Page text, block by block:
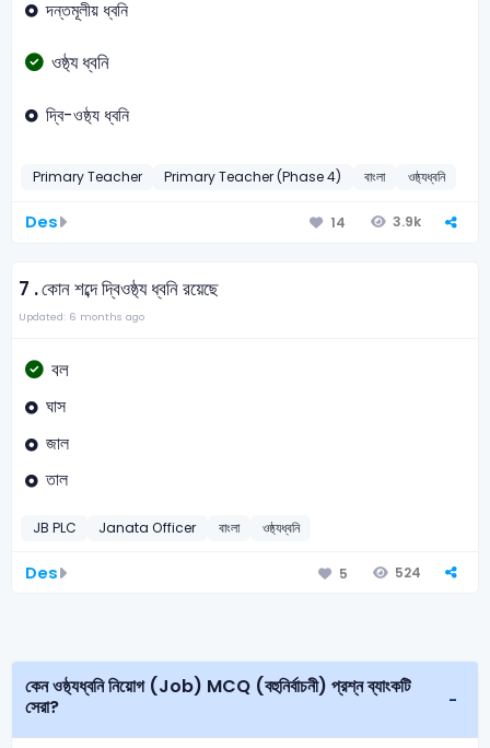
দন্তমূলীয় ধ্বনি
ওষ্ঠ্য ধ্বনি
দ্বি-ওষ্ঠ্য ধ্বনি
Primary Teacher Primary Teacher (Phase 4) বাংলা ওষ্ঠ্যধ্বনি
Des 14 3.9k
7 .কোন শব্দে দ্বিওষ্ঠ্য ধ্বনি রয়েছে
Updated: 6 months ago
বল
ঘাস
জাল
তাল
JB PLC Janata Officer বাংলা ওষ্ঠ্যধ্বনি
Des 5 524
কেন ওষ্ঠ্যধ্বনি নিয়োগ (Job) MCQ (বহুনির্বাচনী) প্রশ্ন ব্যাংকটি
সেরা?